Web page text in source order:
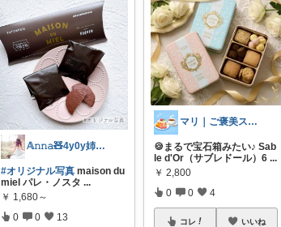
𝔸𝚗𝚗𝚊🧸4y0y姉妹ママ🫧
#オリジナル写真 maison du
miel パレ・ノスタ ...
￥ 1,680～
0 0 13
マリ｜ご褒美スイーツとおうちカフェ✨
🍪まるで宝石箱みたい♪ Sab
le d'Or（サブレドール）6 ...
￥ 2,800
0 0 4
コレ いいね